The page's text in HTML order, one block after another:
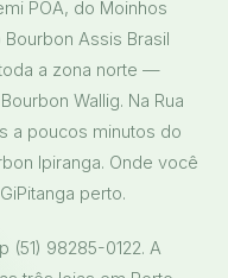
POA, do Moinhos
Assis Brasil
a zona norte —
Wallig. Na Rua
a poucos minutos do
Ipiranga. Onde você
perto.
(51) 98285-0122. A